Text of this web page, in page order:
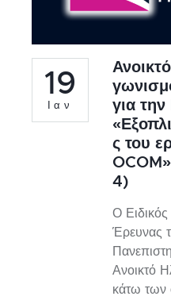
19
Ιαν
για
ς του
4)
Ο
Έρευνας
Ανοικτό
κάτω των